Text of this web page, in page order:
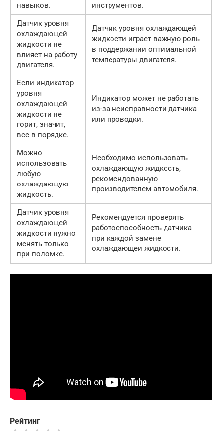
навыков.
инструментов.
Датчик уровня
охлаждающей
жидкости не
влияет на работу
двигателя.
Датчик уровня охлаждающей
жидкости играет важную роль
в поддержании оптимальной
температуры двигателя.
Если индикатор
уровня
охлаждающей
жидкости не
горит, значит,
все в порядке.
Индикатор может не работать
из-за неисправности датчика
или проводки.
Можно
использовать
любую
охлаждающую
жидкость.
Необходимо использовать
охлаждающую жидкость,
рекомендованную
производителем автомобиля.
Датчик уровня
охлаждающей
жидкости нужно
менять только
при поломке.
Рекомендуется проверять
работоспособность датчика
при каждой замене
охлаждающей жидкости.
Рейтинг